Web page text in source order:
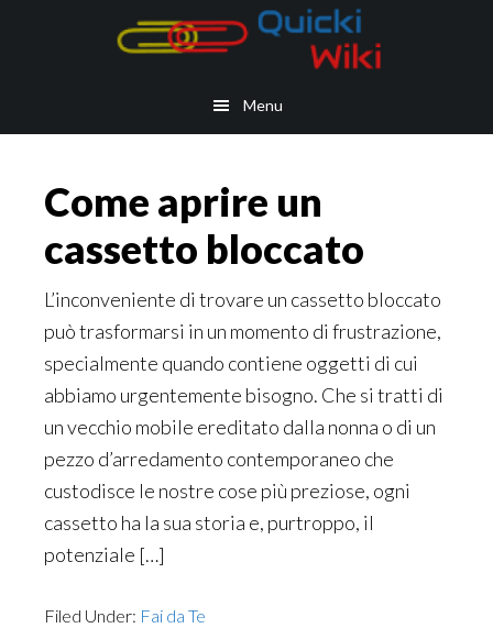
Menu
Come aprire un
cassetto bloccato
L’inconveniente di trovare un cassetto bloccato
può trasformarsi in un momento di frustrazione,
specialmente quando contiene oggetti di cui
abbiamo urgentemente bisogno. Che si tratti di
un vecchio mobile ereditato dalla nonna o di un
pezzo d’arredamento contemporaneo che
custodisce le nostre cose più preziose, ogni
cassetto ha la sua storia e, purtroppo, il
potenziale […]
Filed Under: Fai da Te